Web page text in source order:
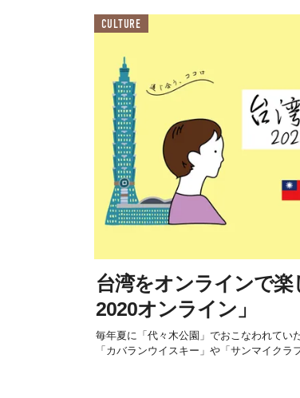
CULTURE
台湾をオンラインで
2020オンライン」
毎年夏に「代々木公園」でおこなわれてい
「カバランウイスキー」や「サンマイク